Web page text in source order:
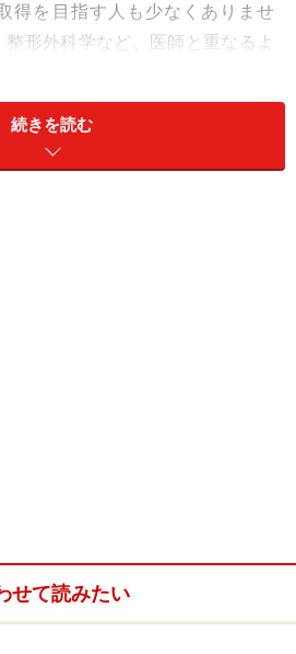
得を目指す人も少なくありませ
形外科学など、医師と重なるよ
を略してPTと呼ばれることもあ
題などによって、言葉によるコ
続きを読む
せて読みたい